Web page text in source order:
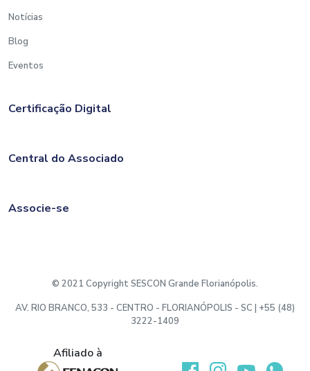
Notícias
Blog
Eventos
Certificação Digital
Central do Associado
Associe-se
© 2021 Copyright SESCON Grande Florianópolis.
AV. RIO BRANCO, 533 - CENTRO - FLORIANÓPOLIS - SC | +55 (48)
3222-1409
Afiliado à